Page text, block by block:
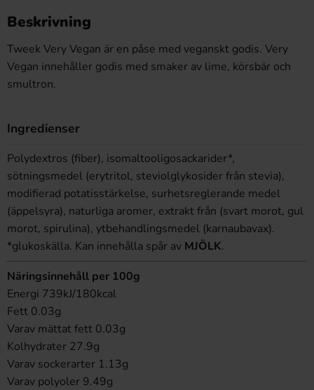
Beskrivning
Tweek Very Vegan är en påse med veganskt godis. Very
Vegan innehåller godis med smaker av lime, körsbär och
smultron.
Ingredienser
Polydextros (fiber), isomaltooligosackarider*,
sötningsmedel (erytritol, steviolglykosider från stevia),
modifierad potatisstärkelse, surhetsreglerande medel
(äppelsyra), naturliga aromer, extrakt från (svart morot, gul
morot, spirulina), ytbehandlingsmedel (karnaubavax).
*glukoskälla. Kan innehålla spår av MJÖLK.
Näringsinnehåll per 100g
Energi 739kJ/180kcal
Fett 0.03g
Varav mättat fett 0.03g
Kolhydrater 27.9g
Varav sockerarter 1.13g
Varav polyoler 9.49g